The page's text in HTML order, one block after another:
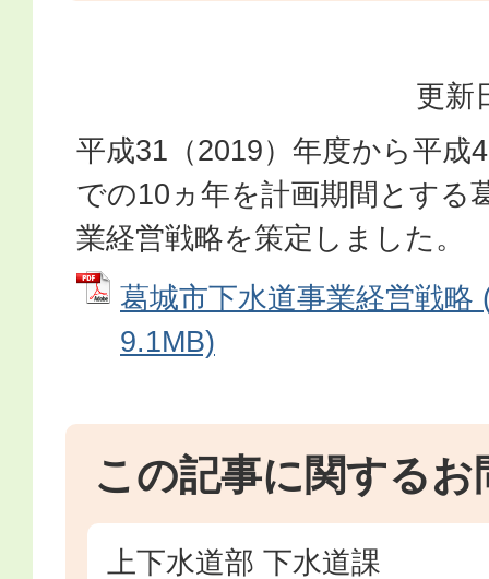
更新
平成31（2019）年度から平成
での10ヵ年を計画期間とする
業経営戦略を策定しました。
葛城市下水道事業経営戦略
9.1MB)
この記事に関するお
上下水道部 下水道課